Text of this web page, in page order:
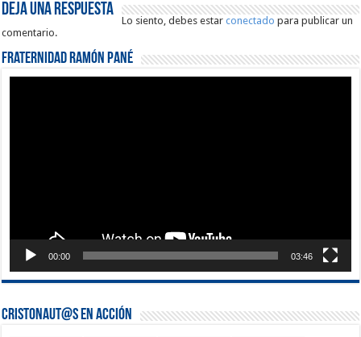
Deja una respuesta
Lo siento, debes estarconectado para publicar un
comentario.
Fraternidad Ramón Pané
00:00 03:46
Cristonaut@s en Acción